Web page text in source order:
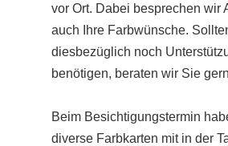
vor Ort. Dabei besprechen wir
auch Ihre Farbwünsche.
diesbezüglich noch
benötigen, beraten wir Sie
Beim Besichtigungstermin
diverse Farbkarten mit in der